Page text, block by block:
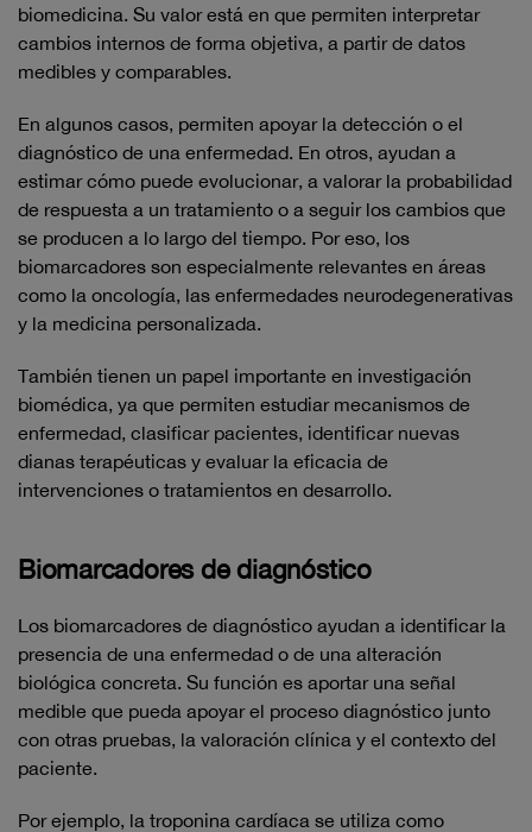
biomedicina. Su valor está en que permiten interpretar
cambios internos de forma objetiva, a partir de datos
medibles y comparables.
En algunos casos, permiten apoyar la detección o el
diagnóstico de una enfermedad. En otros, ayudan a
estimar cómo puede evolucionar, a valorar la probabilidad
de respuesta a un tratamiento o a seguir los cambios que
se producen a lo largo del tiempo. Por eso, los
biomarcadores son especialmente relevantes en áreas
como la oncología, las enfermedades neurodegenerativas
y la medicina personalizada.
También tienen un papel importante en investigación
biomédica, ya que permiten estudiar mecanismos de
enfermedad, clasificar pacientes, identificar nuevas
dianas terapéuticas y evaluar la eficacia de
intervenciones o tratamientos en desarrollo.
Biomarcadores de diagnóstico
Los biomarcadores de diagnóstico ayudan a identificar la
presencia de una enfermedad o de una alteración
biológica concreta. Su función es aportar una señal
medible que pueda apoyar el proceso diagnóstico junto
con otras pruebas, la valoración clínica y el contexto del
paciente.
Por ejemplo, la troponina cardíaca se utiliza como